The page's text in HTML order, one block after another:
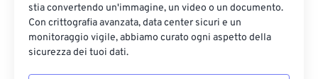
stia convertendo un'immagine, un video o un documento.
Con crittografia avanzata, data center sicuri e un
monitoraggio vigile, abbiamo curato ogni aspetto della
sicurezza dei tuoi dati.